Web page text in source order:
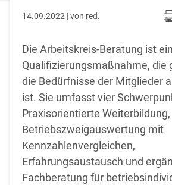
14.09.2022 | von red.
Die Arbeitskreis-Beratung ist
Qualifizierungsmaßnahme, die
die Bedürfnisse der Mitglieder
ist. Sie umfasst vier
Praxisorientierte Weiterbildung,
Betriebszweigauswertung mit
Kennzahlenvergleichen,
Erfahrungsaustausch und
Fachberatung für